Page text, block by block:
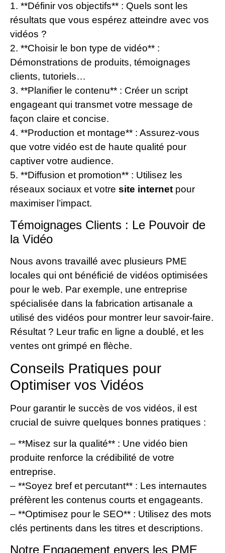
1. **Définir vos objectifs** : Quels sont les
résultats que vous espérez atteindre avec vos
vidéos ?
2. **Choisir le bon type de vidéo** :
Démonstrations de produits, témoignages
clients, tutoriels…
3. **Planifier le contenu** : Créer un script
engageant qui transmet votre message de
façon claire et concise.
4. **Production et montage** : Assurez-vous
que votre vidéo est de haute qualité pour
captiver votre audience.
5. **Diffusion et promotion** : Utilisez les
réseaux sociaux et votre site internet pour
maximiser l’impact.
Témoignages Clients : Le Pouvoir de
la Vidéo
Nous avons travaillé avec plusieurs PME
locales qui ont bénéficié de vidéos optimisées
pour le web. Par exemple, une entreprise
spécialisée dans la fabrication artisanale a
utilisé des vidéos pour montrer leur savoir-faire.
Résultat ? Leur trafic en ligne a doublé, et les
ventes ont grimpé en flèche.
Conseils Pratiques pour
Optimiser vos Vidéos
Pour garantir le succès de vos vidéos, il est
crucial de suivre quelques bonnes pratiques :
– **Misez sur la qualité** : Une vidéo bien
produite renforce la crédibilité de votre
entreprise.
– **Soyez bref et percutant** : Les internautes
préfèrent les contenus courts et engageants.
– **Optimisez pour le SEO** : Utilisez des mots
clés pertinents dans les titres et descriptions.
Notre Engagement envers les PME